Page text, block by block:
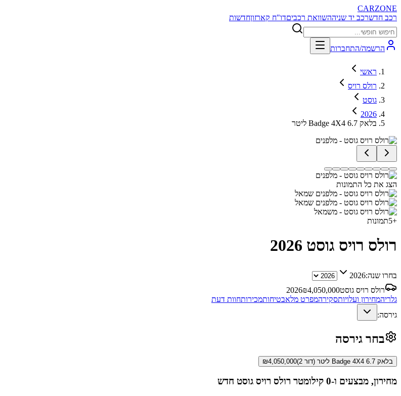
CARZONE
רכב חדשרכב יד שניההשוואת רכביםדו"ח קארזוןחדשות
הרשמה/התחברות
ראשי
רולס רויס
גוסט
2026
בלאק Badge 4X4 6.7 ליטר
הצג את כל התמונות
+
5תמונות
רולס רויס גוסט 2026
בחרו שנה:2026
רולס רויס גוסט
2026₪4,050,000
גלריהמחירון ועלויותסקירהמפרט מלאבטיחותמכירותחוות דעת
גירסה:
בחר גירסה
בלאק Badge 4X4 6.7 ליטר (דור 2) ₪4,050,000
מחירון, מבצעים ו-0 קילומטר רולס רויס גוסט חדש